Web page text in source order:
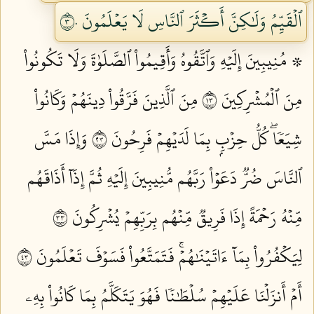
ٱلۡقَيِّمُ وَلَٰكِنَّ أَكۡثَرَ ٱلنَّاسِ لَا يَعۡلَمُونَ ٣٠
۞ مُنِيبِينَ إِلَيۡهِ وَٱتَّقُوهُ وَأَقِيمُواْ ٱلصَّلَوٰةَ وَلَا تَكُونُواْ
مِنَ ٱلۡمُشۡرِكِينَ ٣١
مِنَ ٱلَّذِينَ فَرَّقُواْ دِينَهُمۡ وَكَانُواْ
شِيَعٗاۖ كُلُّ حِزۡبِۭ بِمَا لَدَيۡهِمۡ فَرِحُونَ ٣٢
وَإِذَا مَسَّ
ٱلنَّاسَ ضُرّٞ دَعَوۡاْ رَبَّهُم مُّنِيبِينَ إِلَيۡهِ ثُمَّ إِذَآ أَذَاقَهُم
مِّنۡهُ رَحۡمَةً إِذَا فَرِيقٞ مِّنۡهُم بِرَبِّهِمۡ يُشۡرِكُونَ ٣٣
لِيَكۡفُرُواْ بِمَآ ءَاتَيۡنَٰهُمۡۚ فَتَمَتَّعُواْ فَسَوۡفَ تَعۡلَمُونَ ٣٤
أَمۡ أَنزَلۡنَا عَلَيۡهِمۡ سُلۡطَٰنٗا فَهُوَ يَتَكَلَّمُ بِمَا كَانُواْ بِهِۦ